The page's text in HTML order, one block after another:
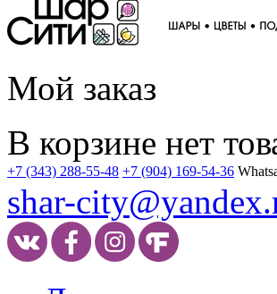
Мой заказ
В корзине нет
+7 (343) 288-55-48 +7 (904) 169-54-36
shar-